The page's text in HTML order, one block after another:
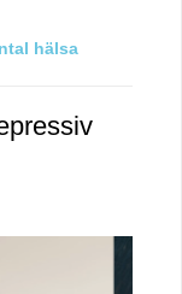
hälsa